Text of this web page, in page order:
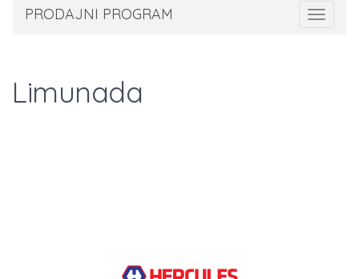
Toggle
PRODAJNI PROGRAM
Limunada